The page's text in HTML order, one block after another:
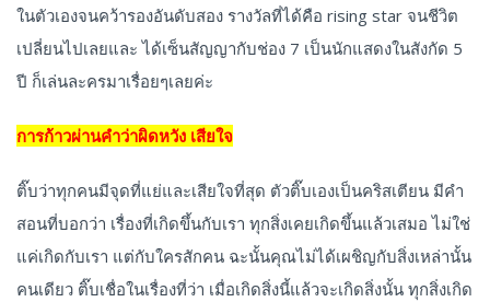
ในตัวเองจนคว้ารองอันดับสอง รางวัลที่ได้คือ rising star จนชีวิต
เปลี่ยนไปเลยและ ได้เซ็นสัญญากับช่อง 7 เป็นนักแสดงในสังกัด 5
ปี ก็เล่นละครมาเรื่อยๆเลยค่ะ
การก้าวผ่านคำว่าผิดหวัง เสียใจ
ติ๊บว่าทุกคนมีจุดที่แย่และเสียใจที่สุด ตัวติ๊บเองเป็นคริสเตียน มีคำ
สอนที่บอกว่า เรื่องที่เกิดขึ้นกับเรา ทุกสิ่งเคยเกิดขึ้นแล้วเสมอ ไม่ใช่
แค่เกิดกับเรา แต่กับใครสักคน ฉะนั้นคุณไม่ได้เผชิญกับสิ่งเหล่านั้น
คนเดียว ติ๊บเชื่อในเรื่องที่ว่า เมื่อเกิดสิ่งนี้แล้วจะเกิดสิ่งนั้น ทุกสิ่งเกิด